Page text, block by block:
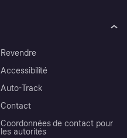
Revendre
Accessibilité
Auto-Track
Contact
Coordonnées de contact pour
les autorités